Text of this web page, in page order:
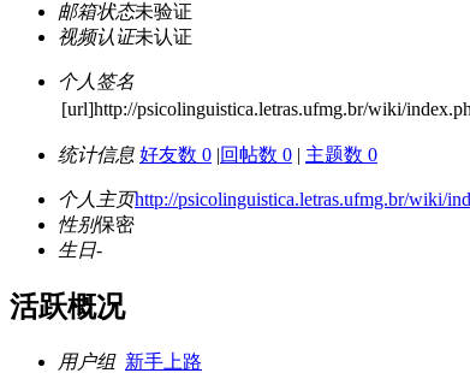
邮箱状态未验证
视频认证未认证
个人签名
[url]http://psicolinguistica.letras.ufmg.br/wiki/
统计信息 好友数 0 |回帖数 0 | 主题数 0
个人主页http://psicolinguistica.letras.ufmg.br/wiki/
性别保密
生日-
活跃概况
用户组 新手上路